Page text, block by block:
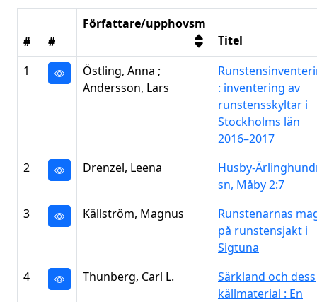
# #
Författare/upphovsm
Titel
1
Östling, Anna ;
Andersson, Lars
: inventering av
runstensskyltar i
Stockholms län
2016–2017
2
Drenzel, Leena
Husby-
sn, Måby 2:7
3
Källström, Magnus
Runstenarnas
på runstensjakt i
Sigtuna
4
Thunberg, Carl L.
Särkland och dess
källmaterial : En